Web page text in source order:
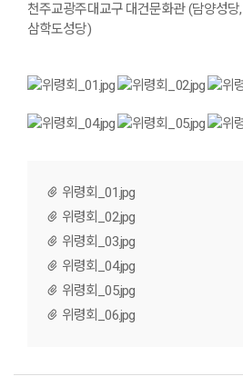
천주교광주대교구 대건문화관 (담양성당
삼학도성당)
위령회_01.jpg
위령회_02.jpg
위령회_03.jpg
위령회_04.jpg
위령회_05.jpg
위령회_06.jpg